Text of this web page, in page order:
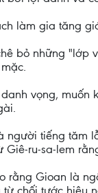
làm gia tăng
bỏ những
vọng, muốn
người tiếng tăm
Giê-ru-sa-lem
rằng Gioan là
chối tước hiệu